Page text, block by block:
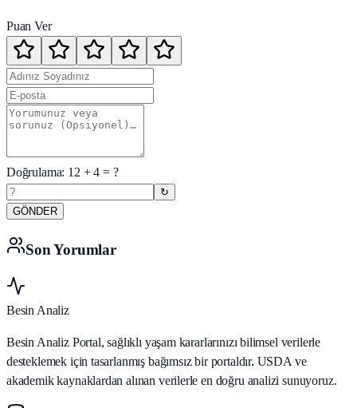
Puan Ver
Doğrulama: 12 +4 = ?
↻
GÖNDER
Son Yorumlar
Besin Analiz
Besin Analiz Portal, sağlıklı yaşam kararlarınızı bilimsel verilerle
desteklemek için tasarlanmış bağımsız bir portaldır. USDA ve
akademik kaynaklardan alınan verilerle en doğru analizi sunuyoruz.